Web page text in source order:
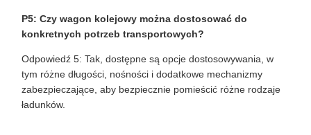
P5: Czy wagon kolejowy można dostosować do
konkretnych potrzeb transportowych?
Odpowiedź 5: Tak, dostępne są opcje dostosowywania, w
tym różne długości, nośności i dodatkowe mechanizmy
zabezpieczające, aby bezpiecznie pomieścić różne rodzaje
ładunków.